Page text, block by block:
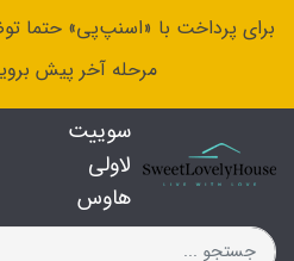
برای پرداخت با «اسنپ‌پی» حتما
مرحله آخر پیش
سوییت
لاولی
هاوس